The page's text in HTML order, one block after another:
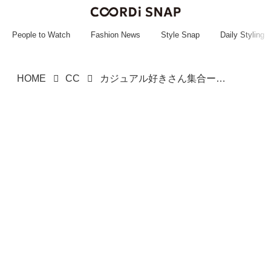
~~~~~~~~~~~
People to Watch Fashion News Style Snap Daily Styling
HOME CC カジュアル好きさん集合ーッ！【SHOO・LA・RUE】1枚あると便利な「ロゴトップス」